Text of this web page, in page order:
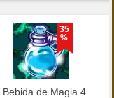
35
%
Bebida de Magia 4